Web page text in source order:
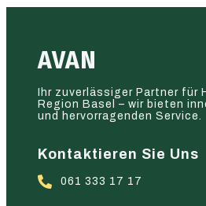
AVAN
Ihr zuverlässiger Partner für
Region Basel – wir bieten
und hervorragenden Service.
Kontaktieren Sie Uns
061 333 17 17